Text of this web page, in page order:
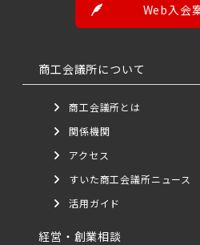
Web入会
商工会議所について
商工会議所とは
関係機関
アクセス
すいた商工会議所ニュース
活用ガイド
経営・創業相談